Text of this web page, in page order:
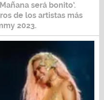
será bonito’.
de los artistas más
2023.